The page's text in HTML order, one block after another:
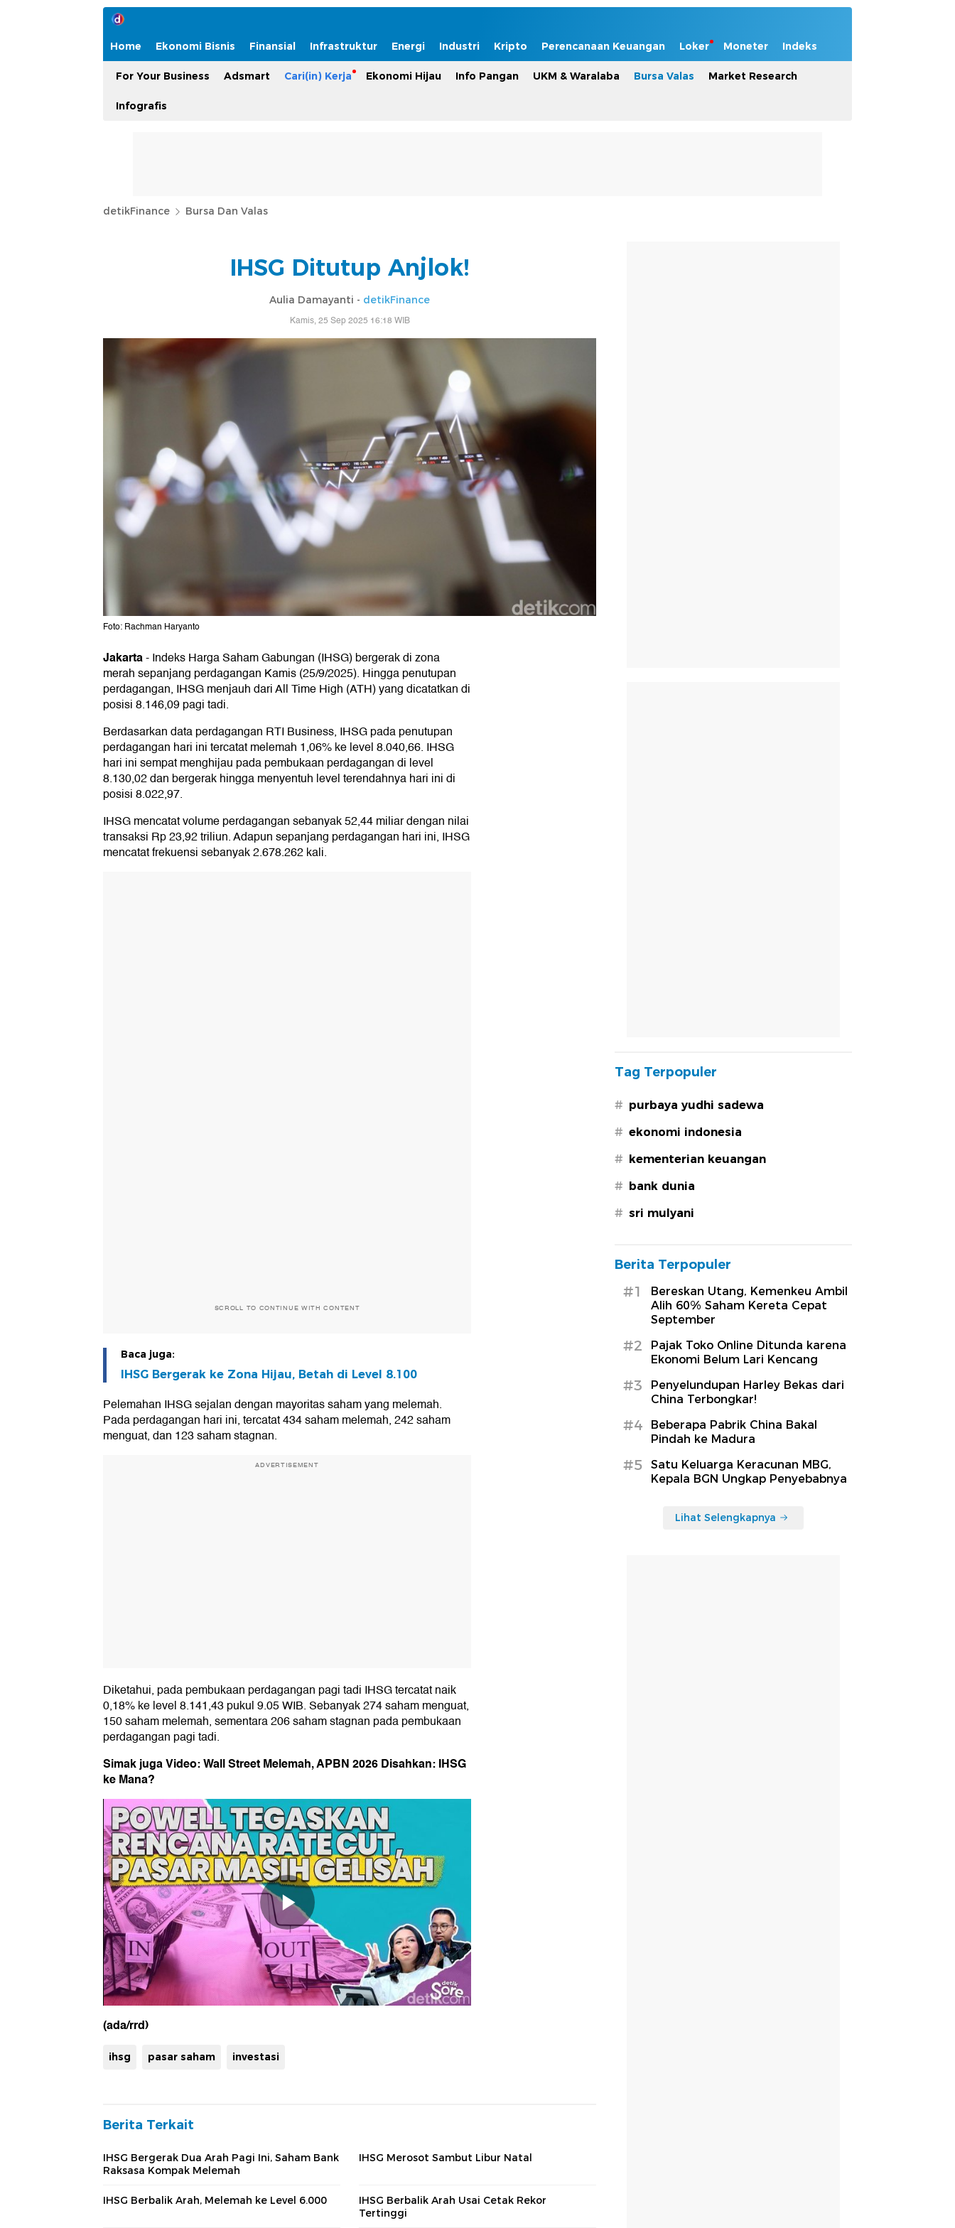
Home Ekonomi Bisnis Finansial Infrastruktur Energi Industri Kripto Perencanaan Keuangan Loker Moneter Indeks
For Your Business Adsmart Cari(in) Kerja Ekonomi Hijau Info Pangan UKM & Waralaba Bursa Valas Market Research
Infografis
detikFinance Bursa Dan Valas
IHSG Ditutup Anjlok!
Aulia Damayanti - detikFinance
Kamis, 25 Sep 2025 16:18 WIB
Foto: Rachman Haryanto
Jakarta-Indeks Harga Saham Gabungan (IHSG) bergerak di zona
merah sepanjang perdagangan Kamis (25/9/2025). Hingga penutupan
perdagangan, IHSG menjauh dari All Time High (ATH) yang dicatatkan di
posisi 8.146,09 pagi tadi.
Berdasarkan data perdagangan RTI Business, IHSG pada penutupan
perdagangan hari ini tercatat melemah 1,06% ke level 8.040,66. IHSG
hari ini sempat menghijau pada pembukaan perdagangan di level
8.130,02 dan bergerak hingga menyentuh level terendahnya hari ini di
posisi 8.022,97.
IHSG mencatat volume perdagangan sebanyak 52,44 miliar dengan nilai
transaksi Rp 23,92 triliun. Adapun sepanjang perdagangan hari ini, IHSG
mencatat frekuensi sebanyak 2.678.262 kali.
SCROLL TO CONTINUE WITH CONTENT
Baca juga:
IHSG Bergerak ke Zona Hijau, Betah di Level 8.100
Pelemahan IHSG sejalan dengan mayoritas saham yang melemah.
Pada perdagangan hari ini, tercatat 434 saham melemah, 242 saham
menguat, dan 123 saham stagnan.
ADVERTISEMENT
Diketahui, pada pembukaan perdagangan pagi tadi IHSG tercatat naik
0,18% ke level 8.141,43 pukul 9.05 WIB. Sebanyak 274 saham menguat,
150 saham melemah, sementara 206 saham stagnan pada pembukaan
perdagangan pagi tadi.
Simak juga Video: Wall Street Melemah, APBN 2026 Disahkan: IHSG
ke Mana?
(ada/rrd)
ihsg pasar saham investasi
Berita Terkait
IHSG Bergerak Dua Arah Pagi Ini, Saham Bank
Raksasa Kompak Melemah
IHSG Merosot Sambut Libur Natal
IHSG Berbalik Arah, Melemah ke Level 6.000
IHSG Berbalik Arah Usai Cetak Rekor
Tertinggi
Tag Terpopuler
# purbaya yudhi sadewa
# ekonomi indonesia
# kementerian keuangan
# bank dunia
# sri mulyani
Berita Terpopuler
#1
Bereskan Utang, Kemenkeu Ambil
Alih 60% Saham Kereta Cepat
September
#2
Pajak Toko Online Ditunda karena
Ekonomi Belum Lari Kencang
#3
Penyelundupan Harley Bekas dari
China Terbongkar!
#4
Beberapa Pabrik China Bakal
Pindah ke Madura
#5
Satu Keluarga Keracunan MBG,
Kepala BGN Ungkap Penyebabnya
Lihat Selengkapnya